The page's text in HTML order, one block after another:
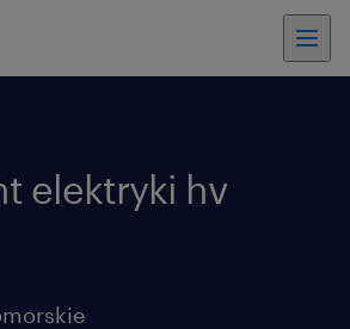
elektryki hv